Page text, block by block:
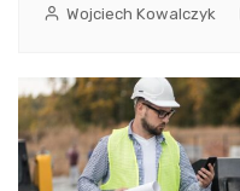
Wojciech Kowalczyk